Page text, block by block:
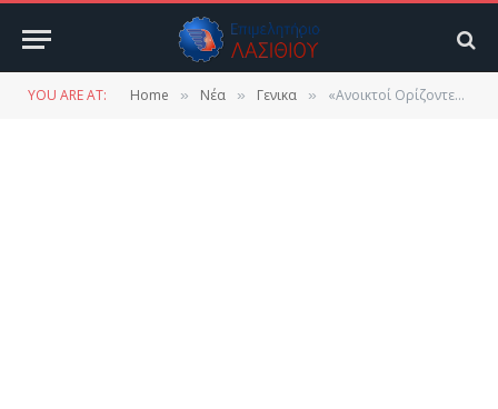
YOU ARE AT: Home » Νέα » Γενικα » «Ανοικτοί Ορίζοντες» : Παράταση της προθεσμίας αιτήσεων